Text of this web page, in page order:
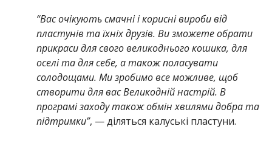
“Вас очікують смачні і корисні вироби від
пластунів та їхніх друзів. Ви зможете обрати
прикраси для свого великоднього кошика, для
оселі та для себе, а також поласувати
солодощами. Ми зробимо все можливе, щоб
створити для вас Великодній настрій. В
програмі заходу також обмін хвилями добра та
підтримки”, — діляться калуські пластуни.